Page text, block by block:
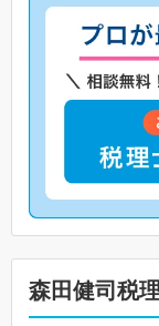
森田健司税